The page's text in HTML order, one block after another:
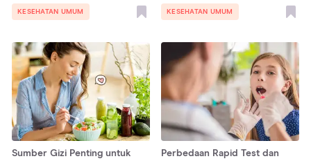
KESEHATAN UMUM KESEHATAN UMUM
Sumber Gizi Penting untuk
Perbedaan Rapid Test dan